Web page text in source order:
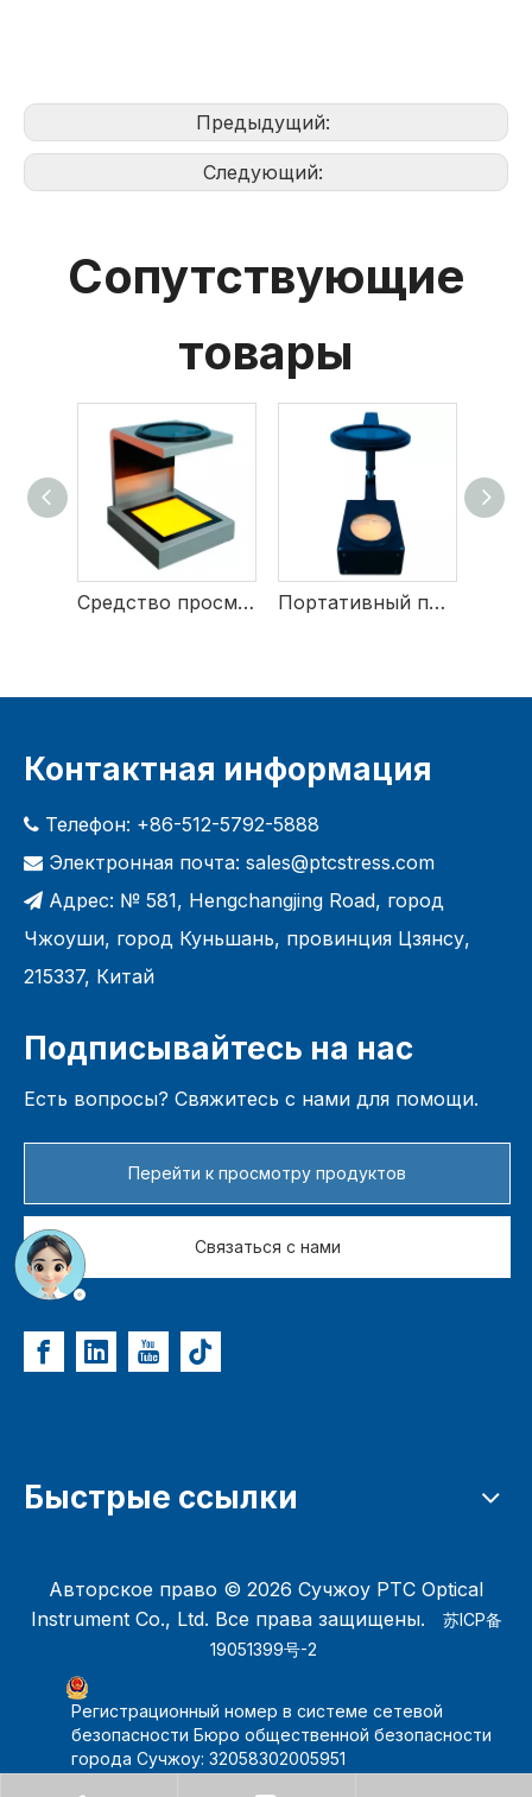
Предыдущий:
Следующий:
Сопутствующие
товары
Средство просмотра деформации ПЭТ-преформ Портативный полярископ
Контактная информация
 Телефон: +86-512-5792-5888
 Электронная почта: sales@ptcstress.com
 Адрес: № 581, Hengchangjing Road, город
Чжоуши, город Куньшань, провинция Цзянсу,
215337, Китай
Подписывайтесь на нас
Есть вопросы? Свяжитесь с нами для помощи.
Перейти к просмотру продуктов
Связаться с нами
Быстрые ссылки
Авторское право © 2026 Сучжоу PTC Optical
Instrument Co., Ltd. Все права защищены.
苏ICP备
19051399号-2
Регистрационный номер в системе сетевой
безопасности Бюро общественной безопасности
города Сучжоу: 32058302005951